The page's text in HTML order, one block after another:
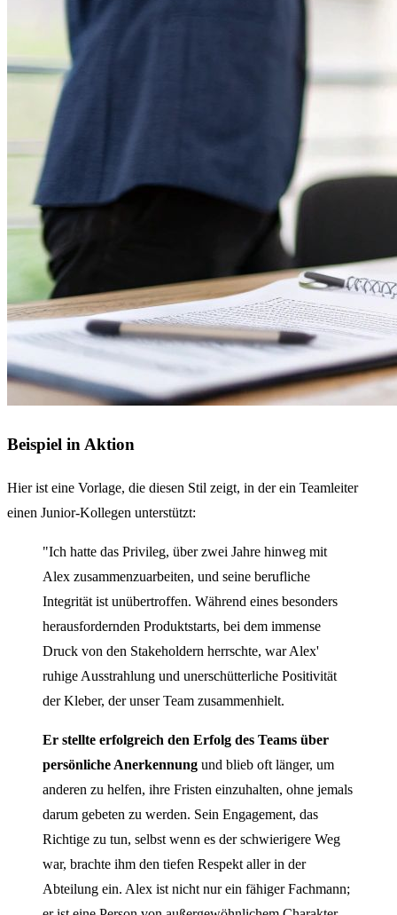
Beispiel in Aktion
Hier ist eine Vorlage, die diesen Stil zeigt, in der ein Teamleiter
einen Junior-Kollegen unterstützt:
"Ich hatte das Privileg, über zwei Jahre hinweg mit
Alex zusammenzuarbeiten, und seine berufliche
Integrität ist unübertroffen. Während eines besonders
herausfordernden Produktstarts, bei dem immense
Druck von den Stakeholdern herrschte, war Alex'
ruhige Ausstrahlung und unerschütterliche Positivität
der Kleber, der unser Team zusammenhielt.
Er stellte erfolgreich den Erfolg des Teams über
persönliche Anerkennung und blieb oft länger, um
anderen zu helfen, ihre Fristen einzuhalten, ohne jemals
darum gebeten zu werden. Sein Engagement, das
Richtige zu tun, selbst wenn es der schwierigere Weg
war, brachte ihm den tiefen Respekt aller in der
Abteilung ein. Alex ist nicht nur ein fähiger Fachmann;